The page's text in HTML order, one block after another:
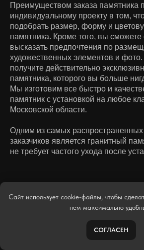
Преимуществом заказа памятника
индивидуальному проекту в том,
подобрать размер, форму и
памятника. Кроме того, вы сможете
высказать предпочтения по
художественных элементов и фото.
получите действительно
памятника, которого вы больше
Мы изготовим все быстро и
памятник с установкой на любое
Московской области.
Одним из самых
заказчиков является гранитный
не требует частого ухода после
ВИДЫ КАМНЯ
Сайт использует cookie-файлы, чтобы
нем максимально
СОГЛАСЕН